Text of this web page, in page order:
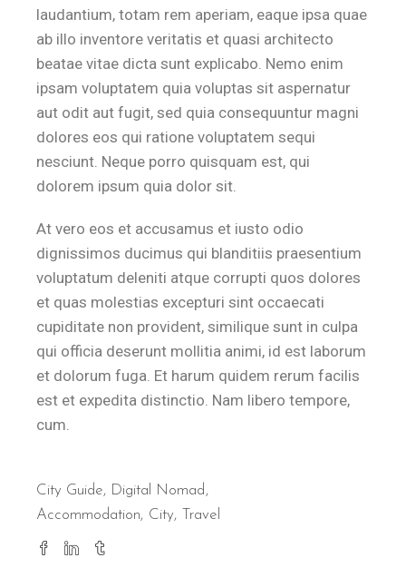
laudantium, totam rem aperiam, eaque ipsa quae
ab illo inventore veritatis et quasi architecto
beatae vitae dicta sunt explicabo. Nemo enim
ipsam voluptatem quia voluptas sit aspernatur
aut odit aut fugit, sed quia consequuntur magni
dolores eos qui ratione voluptatem sequi
nesciunt. Neque porro quisquam est, qui
dolorem ipsum quia dolor sit.
At vero eos et accusamus et iusto odio
dignissimos ducimus qui blanditiis praesentium
voluptatum deleniti atque corrupti quos dolores
et quas molestias excepturi sint occaecati
cupiditate non provident, similique sunt in culpa
qui officia deserunt mollitia animi, id est laborum
et dolorum fuga. Et harum quidem rerum facilis
est et expedita distinctio. Nam libero tempore,
cum.
City Guide, Digital Nomad
Accommodation
City Travel